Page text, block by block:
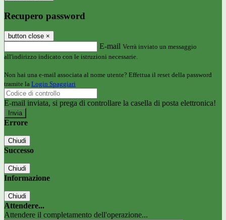
Recupero password
button close ×
E-mail Verrà inviato un messaggio
all'indirizzo indicato con le istruzioni necessarie.
Non hai una e-mail associata al nome utente? Effettua il reset della password
tramite la Login Spaggiari
E-mail inviata, si prega di controllare la casella di posta elettronica!
Errore
Chiudi
Successo
Chiudi
Informazione
Chiudi
Attendere...
Attendere il completamento dell'operazione...